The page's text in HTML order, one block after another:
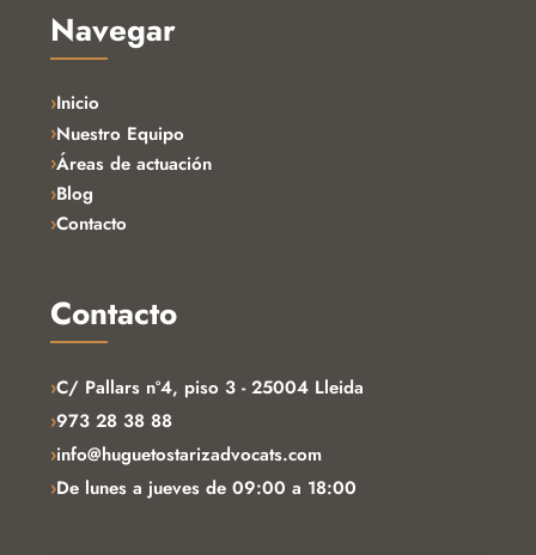
Navegar
Inicio
Nuestro Equipo
Áreas de actuación
Blog
Contacto
Contacto
›C/ Pallars nº4, piso 3 - 25004 Lleida
›973 28 38 88
›info@huguetostarizadvocats.com
›De lunes a jueves de 09:00 a 18:00